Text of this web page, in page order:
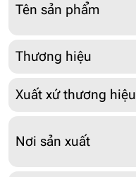
Tên sản phẩm
Thương hiệu
Xuất xứ thương hiệu
Nơi sản xuất